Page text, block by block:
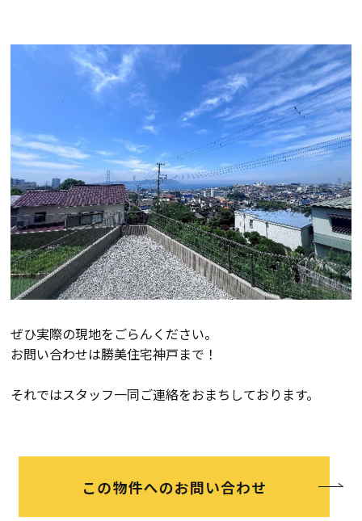
ラインナップ
施工実績
イベント・見学会
モデルハウス紹介
お客様の声
会社案内
会社案内
スタッフ紹介
家づくりサポート
ぜひ実際の現地をごらんください。
お問い合わせは勝美住宅神戸まで！
それではスタッフ一同ご連絡をおまちしております。